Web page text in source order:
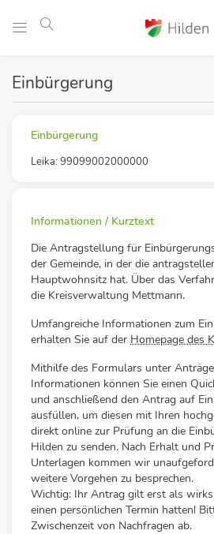
Einbürgerung
Einbürgerung
Leika: 99099002000000
Informationen / Kurztext
Die Antragstellung für
der Gemeinde, in der die
Hauptwohnsitz hat. Über das
die Kreisverwaltung Mettmann.
Umfangreiche Informationen zum
erhalten Sie auf der Homepage des
Mithilfe des Formulars unter
Informationen können Sie einen
und anschließend den Antrag auf
ausfüllen, um diesen mit Ihren
direkt online zur Prüfung an die
Hilden zu senden. Nach Erhalt und
Unterlagen kommen wir
weitere Vorgehen zu besprechen.
Wichtig: Ihr Antrag gilt erst als
einen persönlichen Termin hatten!
Zwischenzeit von Nachfragen ab.